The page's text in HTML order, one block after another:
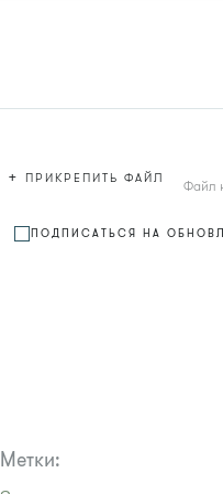
+ ПРИКРЕПИТЬ ФАЙЛ Файл
ПОДПИСАТЬСЯ НА
Метки: